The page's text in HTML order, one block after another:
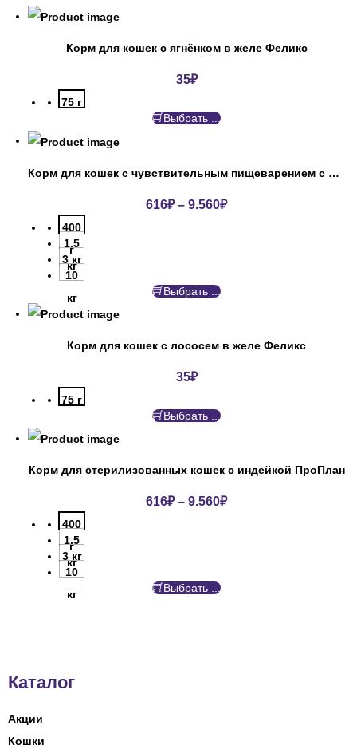
Корм для кошек с ягнёнком в желе Феликс
35₽
75 г
Выбрать ...
Корм для кошек с чувствительным пищеварением с индейкой ПроПлан
616₽– 9.560₽
400
г
1.5
кг
3 кг
10
кг
Выбрать ...
Корм для кошек с лососем в желе Феликс
35₽
75 г
Выбрать ...
Корм для стерилизованных кошек с индейкой ПроПлан
616₽– 9.560₽
400
г
1.5
кг
3 кг
10
кг
Выбрать ...
Каталог
Акции
Кошки